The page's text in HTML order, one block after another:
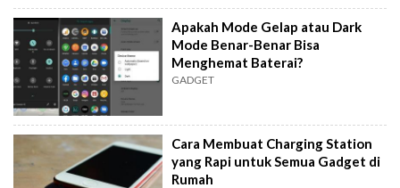
Apakah Mode Gelap atau Dark
Mode Benar-Benar Bisa
Menghemat Baterai?
GADGET
Cara Membuat Charging Station
yang Rapi untuk Semua Gadget di
Rumah